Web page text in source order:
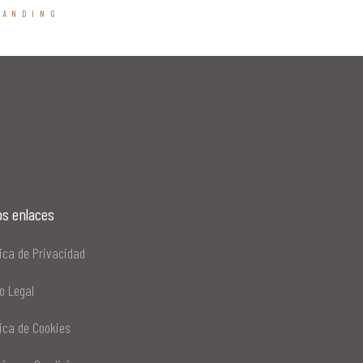
enlaces
de Privacidad
Legal
de Cookies